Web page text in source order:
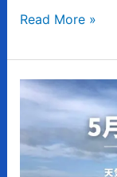
め
め
解
説
Read More »
5
の
プ
ー